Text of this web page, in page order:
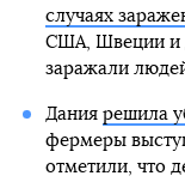
случаях
США, Швеции и
заражали
Дания решила
фермеры
отметили, что